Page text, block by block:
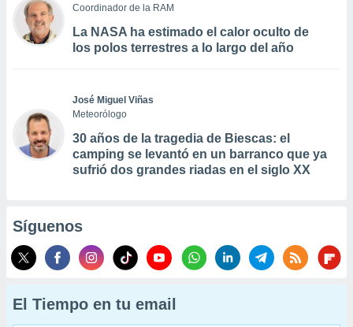
Coordinador de la RAM
La NASA ha estimado el calor oculto de
los polos terrestres a lo largo del año
José Miguel Viñas
Meteorólogo
30 años de la tragedia de Biescas: el
camping se levantó en un barranco que ya
sufrió dos grandes riadas en el siglo XX
Síguenos
El Tiempo en tu email